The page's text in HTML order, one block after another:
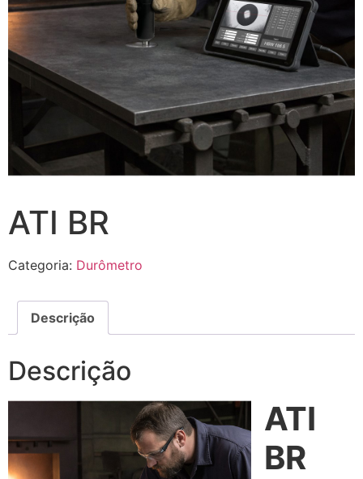
ATI BR
Categoria: Durômetro
Descrição
Descrição
ATI
BR